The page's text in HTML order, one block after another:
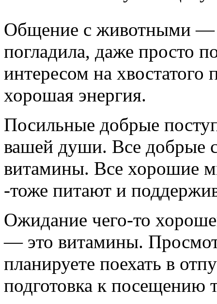
Общение с животными —
погладила, даже просто
интересом на
хорошая энергия.
Посильные добрые
вашей души. Все добрые
витамины. Все хорошие
-тоже питают и
Ожидание чего-то
— это витамины.
планируете поехать в
подготовка к посещению